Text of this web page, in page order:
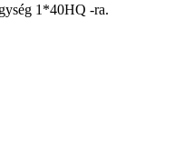
1*40HQ -ra.